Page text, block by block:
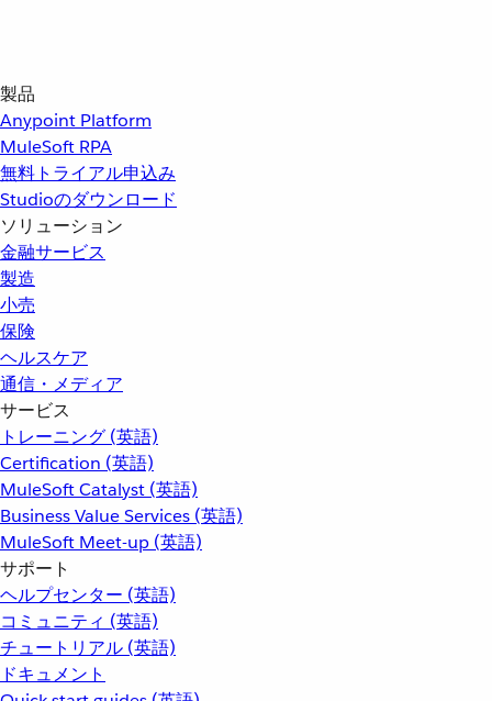
製品
Anypoint Platform
MuleSoft RPA
無料トライアル申込み
Studioのダウンロード
ソリューション
金融サービス
製造
小売
保険
ヘルスケア
通信・メディア
サービス
トレーニング (英語)
Certification (英語)
MuleSoft Catalyst (英語)
Business Value Services (英語)
MuleSoft Meet-up (英語)
サポート
ヘルプセンター (英語)
コミュニティ (英語)
チュートリアル (英語)
ドキュメント